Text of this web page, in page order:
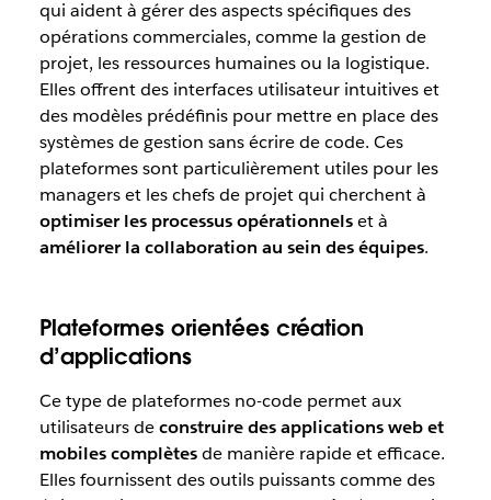
qui aident à gérer des aspects spécifiques des
opérations commerciales, comme la gestion de
projet, les ressources humaines ou la logistique.
Elles offrent des interfaces utilisateur intuitives et
des modèles prédéfinis pour mettre en place des
systèmes de gestion sans écrire de code. Ces
plateformes sont particulièrement utiles pour les
managers et les chefs de projet qui cherchent à
optimiser les processus opérationnelset à
améliorer la collaboration au sein des équipes.
Plateformes orientées création
d’applications
Ce type de plateformes no-code permet aux
utilisateurs deconstruire des applications web et
mobiles complètesde manière rapide et efficace.
Elles fournissent des outils puissants comme des